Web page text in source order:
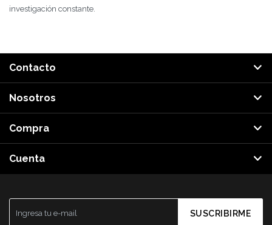
investigación constante.
SUSCRIBIRME
Contacto
Nosotros
Compra
Cuenta